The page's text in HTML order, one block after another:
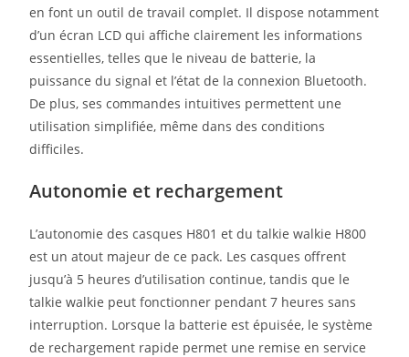
en font un outil de travail complet. Il dispose notamment
d’un écran LCD qui affiche clairement les informations
essentielles, telles que le niveau de batterie, la
puissance du signal et l’état de la connexion Bluetooth.
De plus, ses commandes intuitives permettent une
utilisation simplifiée, même dans des conditions
difficiles.
Autonomie et rechargement
L’autonomie des casques H801 et du talkie walkie H800
est un atout majeur de ce pack. Les casques offrent
jusqu’à 5 heures d’utilisation continue, tandis que le
talkie walkie peut fonctionner pendant 7 heures sans
interruption. Lorsque la batterie est épuisée, le système
de rechargement rapide permet une remise en service